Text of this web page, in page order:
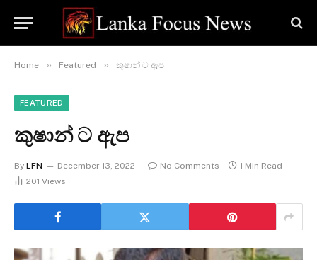
Home » Featured » කුෂාන් ට ඇප
FEATURED
කුෂාන් ට ඇප
By LFN December 13, 2022 No Comments
1 Min Read
201 Views